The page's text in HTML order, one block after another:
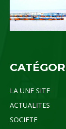
LA UNE SITE
ACTUALITES
SOCIETE